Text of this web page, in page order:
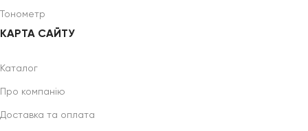
Тонометр
КАРТА САЙТУ
Каталог
Про компанію
Доставка та оплата